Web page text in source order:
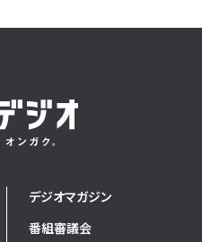
デジオマガジン
番組審議会